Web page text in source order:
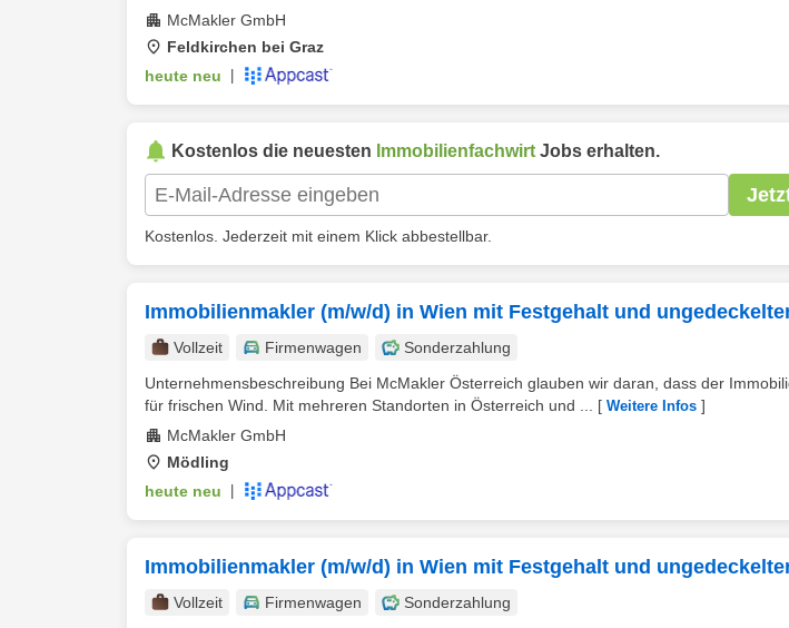
McMakler GmbH
Feldkirchen bei Graz
heute neu
Kostenlos die neuesten Immobilienfachwirt Jobs erhalten.
Kostenlos. Jederzeit mit einem Klick abbestellbar.
Immobilienmakler (m/w/d) in Wien mit Festgehalt und
Vollzeit Firmenwagen
Sonderzahlung
Unternehmensbeschreibung Bei McMakler Österreich glauben wir daran, dass der
für frischen Wind. Mit mehreren Standorten in Österreich und ...
[ Weitere Infos ]
McMakler GmbH
Mödling
heute neu
Immobilienmakler (m/w/d) in Wien mit Festgehalt und
Vollzeit Firmenwagen
Sonderzahlung